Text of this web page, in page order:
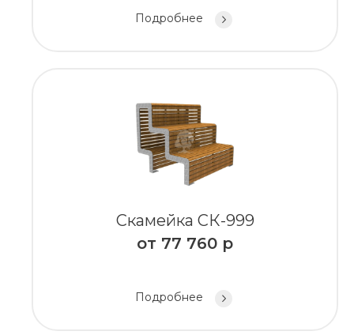
Подробнее
Скамейка СК-999
от 77 760 р
Подробнее